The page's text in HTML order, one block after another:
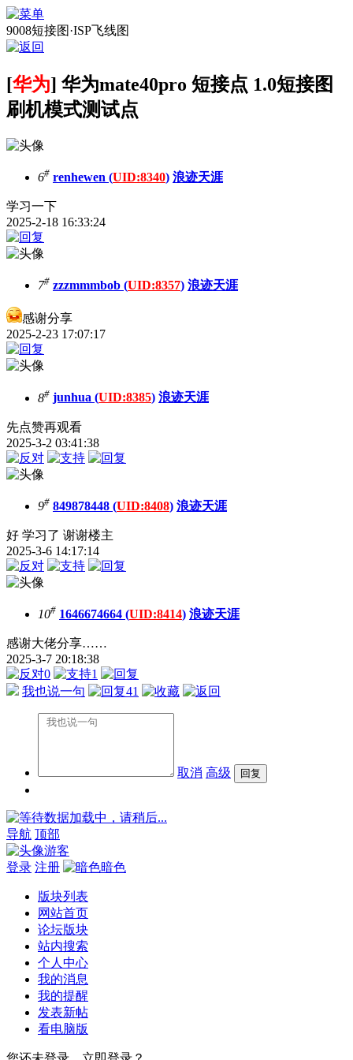
9008短接图·ISP飞线图
[华为] 华为mate40pro 短接点 1.0短接图
刷机模式测试点
6# renhewen (UID:8340) 浪迹天涯
学习一下
2025-2-18 16:33:24
7# zzzmmmbob (UID:8357) 浪迹天涯
感谢分享
2025-2-23 17:07:17
8# junhua (UID:8385) 浪迹天涯
先点赞再观看
2025-3-2 03:41:38
9# 849878448 (UID:8408) 浪迹天涯
好 学习了 谢谢楼主
2025-3-6 14:17:14
10# 1646674664 (UID:8414) 浪迹天涯
感谢大佬分享……
2025-3-7 20:18:38
0
1
我也说一句
41
取消 高级
数据加载中，请稍后...
导航 顶部
游客
登录 注册 暗色
版块列表
网站首页
论坛版块
站内搜索
个人中心
我的消息
我的提醒
发表新帖
看电脑版